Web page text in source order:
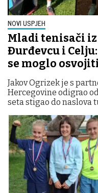
NOVI USPJEH
Mladi tenisači
Đurđevcu i
se moglo
Jakov Ogrizek je s
Hercegovine odigrao
seta stigao do naslova